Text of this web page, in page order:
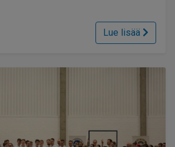
kisailijoille! Toivotamme lämpimästi
Taekwon-Do-kilpailemisesta
Oulussa 4.12.
käytäntöihin tutustumisella. Sen
olosuhteissa ilman suurta
Lue lisää